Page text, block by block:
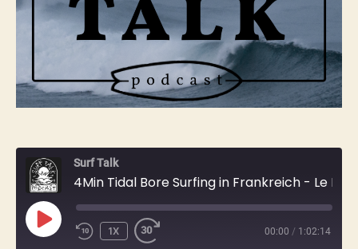
Surf Talk
PLAY
EPISODE
1X 00:00 / 1:02:14